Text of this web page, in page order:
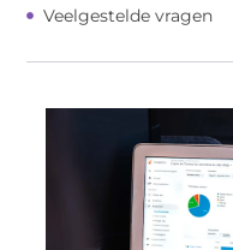
Veelgestelde vragen